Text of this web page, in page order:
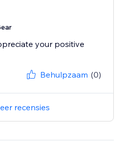
your positive
Behulpzaam (0)
recensies